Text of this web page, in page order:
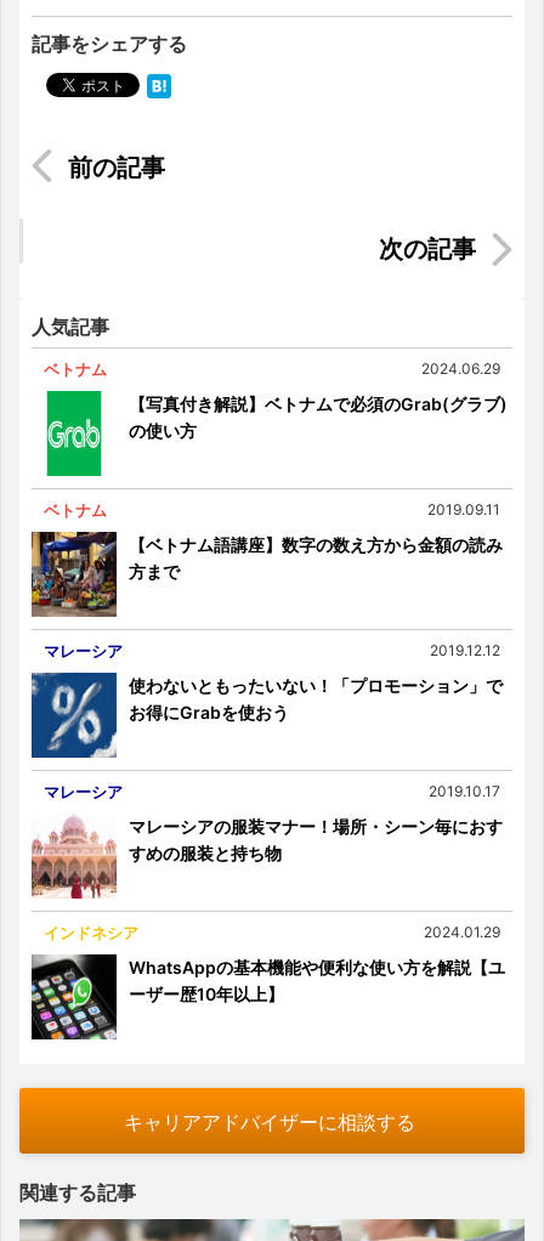
記事をシェアする
foodpanda（フードパンダ）の登録方法・使い方
インドネシアで猫は神の使い！？インドネシアの
人気記事
ベトナム 2024.06.29
【写真付き解説】ベトナムで必須のGrab(グラブ)
の使い方
ベトナム 2019.09.11
【ベトナム語講座】数字の数え方から金額の読み
方まで
マレーシア 2019.12.12
使わないともったいない！「プロモーション」で
お得にGrabを使おう
マレーシア 2019.10.17
マレーシアの服装マナー！場所・シーン毎におす
すめの服装と持ち物
インドネシア 2024.01.29
WhatsAppの基本機能や便利な使い方を解説【ユ
ーザー歴10年以上】
キャリアアドバイザーに相談する
関連する記事